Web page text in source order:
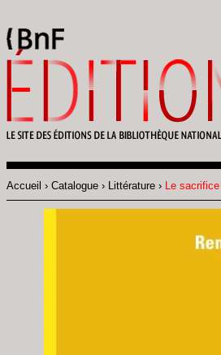
Fil
d'Ariane
Accueil Catalogue Littérature Le sacrifice